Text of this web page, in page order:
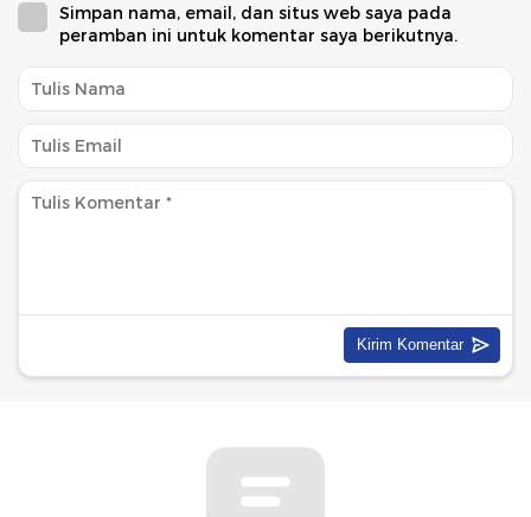
Simpan nama, email, dan situs web saya pada
peramban ini untuk komentar saya berikutnya.